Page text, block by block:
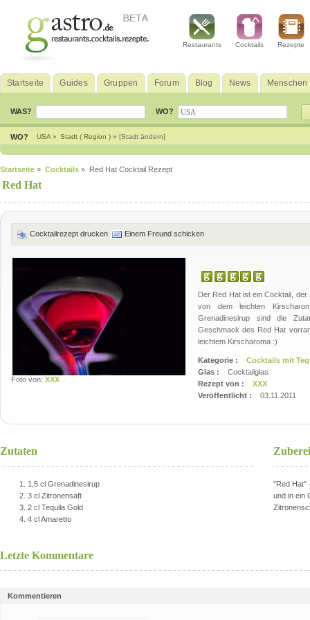
Restaurants Cocktails Rezepte
Startseite Guides Gruppen Forum Blog News Menschen
WAS? WO?
WO? USA » Stadt ( Region ) » [Stadt ändern]
Startseite » Cocktails » Red Hat Cocktail Rezept
Red Hat
Cocktailrezept drucken Einem Freund schicken
Foto von: XXX
Der Red Hat ist ein Cocktail,
von dem leichten
Grenadinesirup sind die
Geschmack des Red Hat
leichtem Kirscharoma :)
Kategorie :
Cocktails mit
Glas : Cocktailglas
Rezept von :
XXX
Veröffentlicht :
03.11.2011
Zutaten
1,5 cl Grenadinesirup
3 cl Zitronensaft
2 cl Tequila Gold
4 cl Amaretto
"Red Hat"
und in ein
Letzte Kommentare
Kommentieren